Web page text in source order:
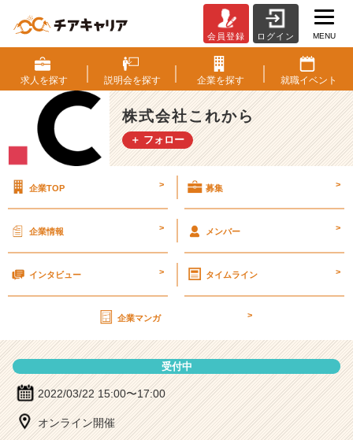
式
会
社
こ
れ
か
明
細
チ
ャ
ー・
成
長
会員登録 ログイン MENU
求人を探す 説明会を探す 企業を探す 就職イベント
株式会社これから
＋ フォロー
企業TOP > 募集 >
企業情報 > メンバー >
インタビュー > タイムライン >
企業マンガ >
受付中
2022/03/22 15:00〜17:00
オンライン開催